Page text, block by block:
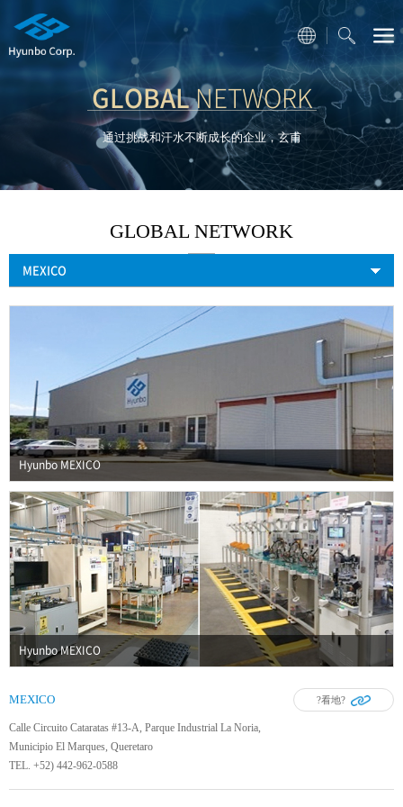
GLOBALNETWORK
通过挑战和汗水不断成长的企业，玄甫
GLOBAL NETWORK
MEXICO
Hyunbo MEXICO
Hyunbo MEXICO
MEXICO
Calle Circuito Cataratas #13-A, Parque Industrial La Noria,
Municipio El Marques, Queretaro
TEL. +52) 442-962-0588
?看地?